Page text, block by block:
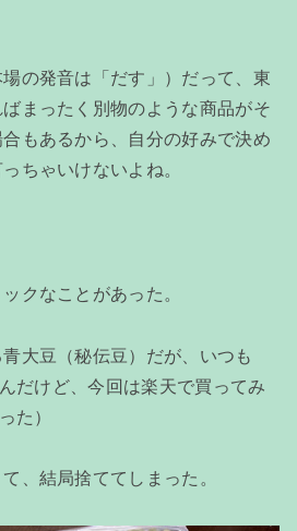
の発音は「だす」）だって、東
まったく別物のような商品がそ
もあるから、自分の好みで決め
ちゃいけないよね。
クなことがあった。
大豆（秘伝豆）だが、いつも
だけど、今回は楽天で買ってみ
た）
、結局捨ててしまった。